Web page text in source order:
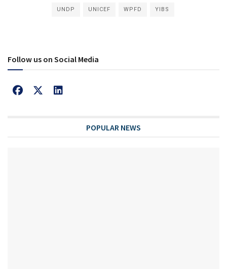
UNDP UNICEF WPFD YIBS
Follow us on Social Media
POPULAR NEWS